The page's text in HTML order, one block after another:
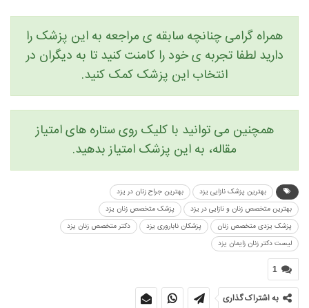
همراه گرامی چنانچه سابقه ی مراجعه به این پزشک را
دارید لطفا تجربه ی خود را کامنت کنید تا به دیگران در
انتخاب این پزشک کمک کنید.
همچنین می توانید با کلیک روی ستاره های امتیاز
مقاله، به این پزشک امتیاز بدهید.
بهترین پزشک نازایی یزد
بهترین جراح زنان در یزد
بهترین متخصص زنان و نازایی در یزد
پزشک متخصص زنان یزد
پزشک یزدی متخصص زنان
پزشکان ناباروری یزد
دکتر متخصص زنان یزد
لیست دکتر زنان زایمان یزد
1
به اشتراک گذاری